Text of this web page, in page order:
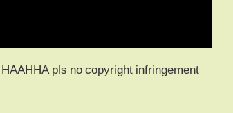
pls no copyright infringement